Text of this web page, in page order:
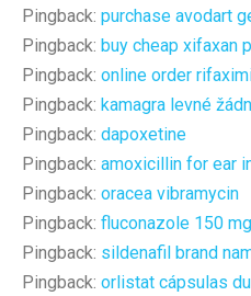
Pingback: purchase avodart
Pingback: buy cheap xifaxan
Pingback: online order
Pingback: kamagra levné
Pingback: dapoxetine
Pingback: amoxicillin for ear
Pingback: oracea vibramycin
Pingback: fluconazole 150 mg
Pingback: sildenafil brand
Pingback: orlistat cápsulas